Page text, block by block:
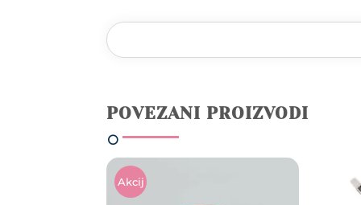
POVEZANI PROIZVODI
Akcij